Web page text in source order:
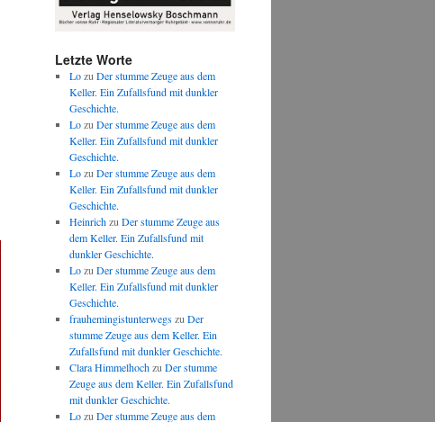
Letzte Worte
LozuDer stumme Zeuge aus dem
Keller. Ein Zufallsfund mit dunkler
Geschichte.
LozuDer stumme Zeuge aus dem
Keller. Ein Zufallsfund mit dunkler
Geschichte.
LozuDer stumme Zeuge aus dem
Keller. Ein Zufallsfund mit dunkler
Geschichte.
HeinrichzuDer stumme Zeuge aus
dem Keller. Ein Zufallsfund mit
dunkler Geschichte.
LozuDer stumme Zeuge aus dem
Keller. Ein Zufallsfund mit dunkler
Geschichte.
frauhemingistunterwegszuDer
stumme Zeuge aus dem Keller. Ein
Zufallsfund mit dunkler Geschichte.
Clara HimmelhochzuDer stumme
Zeuge aus dem Keller. Ein Zufallsfund
mit dunkler Geschichte.
LozuDer stumme Zeuge aus dem